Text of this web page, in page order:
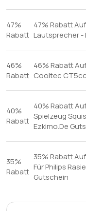
47%
Rabatt
47% Rabatt
Lautsprecher -
46%
Rabatt
46% Rabatt
Cooltec
40%
Rabatt
40% Rabatt
Spielzeug
Ezkimo.De
35%
Rabatt
35% Rabatt
Für Philips
Gutschein